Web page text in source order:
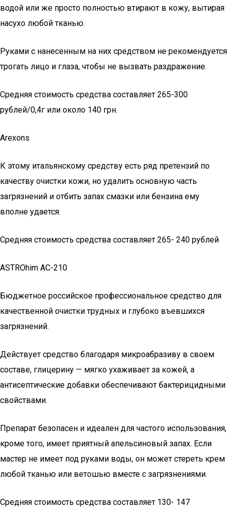
водой или же просто полностью втирают в кожу, вытирая
насухо любой тканью.
Руками с нанесенным на них средством не рекомендуется
трогать лицо и глаза, чтобы не вызвать раздражение.
Средняя стоимость средства составляет 265-300
рублей/0,4г или около 140 грн.
Arexons
К этому итальянскому средству есть ряд претензий по
качеству очистки кожи, но удалить основную часть
загрязнений и отбить запах смазки или бензина ему
вполне удается.
Средняя стоимость средства составляет 265- 240 рублей
ASTROhim AC-210
Бюджетное российское профессиональное средство для
качественной очистки трудных и глубоко въевшихся
загрязнений.
Действует средство благодаря микроабразиву в своем
составе, глицерину — мягко ухаживает за кожей, а
антисептические добавки обеспечивают бактерицидными
свойствами.
Препарат безопасен и идеален для частого использования,
кроме того, имеет приятный апельсиновый запах. Если
мастер не имеет под руками воды, он может стереть крем
любой тканью или ветошью вместе с загрязнениями.
Средняя стоимость средства составляет 130- 147